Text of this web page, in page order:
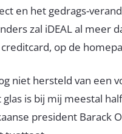
en het gedrags-
zal iDEAL al meer
op de
niet hersteld van een
is bij mij meestal
president Barack